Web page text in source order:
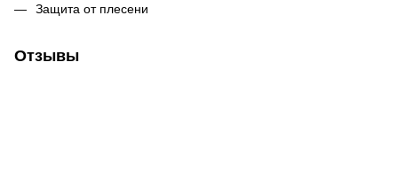
Защита от плесени
Отзывы